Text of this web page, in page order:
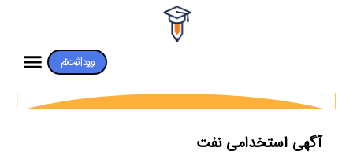
ورود | ثبت‌نام
آگهی استخدامی نفت